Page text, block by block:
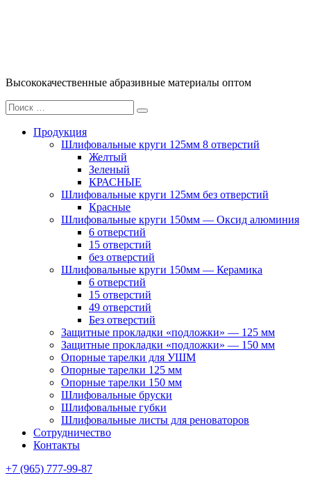
Высококачественные абразивные материалы оптом
Искать:
Поиск
Продукция
Шлифовальные круги 125мм 8 отверстий
Желтый
Зеленый
КРАСНЫЕ
Шлифовальные круги 125мм без отверстий
Красные
Шлифовальные круги 150мм — Оксид алюминия
6 отверстий
15 отверстий
без отверстий
Шлифовальные круги 150мм — Керамика
6 отверстий
15 отверстий
49 отверстий
Без отверстий
Защитные прокладки «подложки» — 125 мм
Защитные прокладки «подложки» — 150 мм
Опорные тарелки для УШМ
Опорные тарелки 125 мм
Опорные тарелки 150 мм
Шлифовальные бруски
Шлифовальные губки
Шлифовальные листы для реноваторов
Сотрудничество
Контакты
+7 (965) 777-99-87